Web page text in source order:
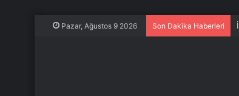
Pazar, Ağustos 9 2026 Son Dakika Haberleri